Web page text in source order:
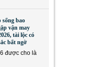
sống bao
vận may
tài lộc có
bất ngờ
được cho là